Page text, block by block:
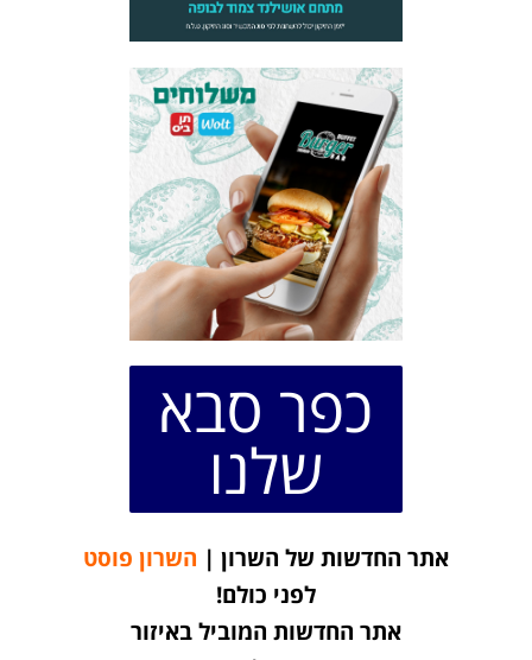
כפר סבא
שלנו
אתר החדשות של השרון | השרון פוסט
לפני כולם!
אתר החדשות המוביל באיזור